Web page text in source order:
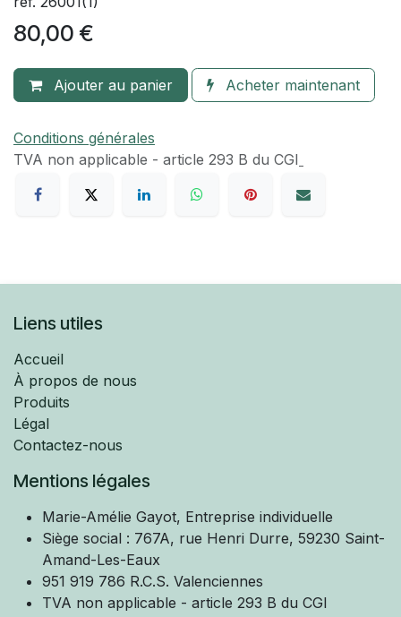
80,00 €
Ajouter au panier Acheter maintenant
Conditions générales
TVA​ non applicable - article 293 B du CGI
Liens utiles
Accueil
À propos de nous
Produits
Légal
Contactez-nous
Mentions légales
Marie-Amélie Gayot, Entreprise individuelle
Siège social : 767A, rue Henri Durre, 59230 Saint-
Amand-Les-Eaux
951 919 786 R.C.S. Valenciennes
TVA non applicable - article 293 B du CGI